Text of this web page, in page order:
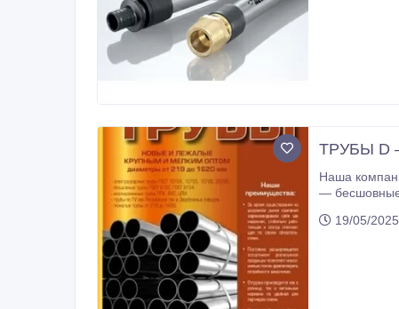
ТРУБЫ D
Наша компания
— бесшовные трубы ГОСТ 8732, ГОСТ 8734 —
19/05/